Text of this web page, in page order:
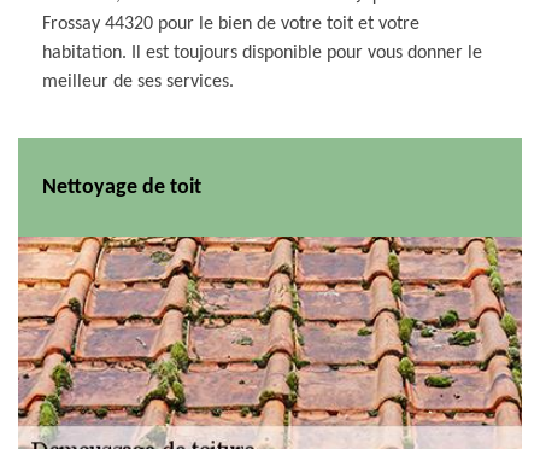
Frossay 44320 pour le bien de votre toit et votre
habitation. Il est toujours disponible pour vous donner le
meilleur de ses services.
Nettoyage de toit